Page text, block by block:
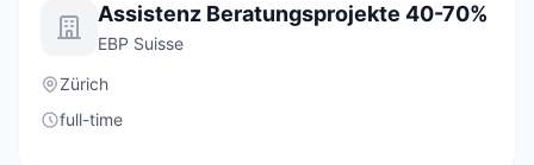
Assistenz Beratungsprojekte 40-70%
EBP Suisse
Zürich
full-time